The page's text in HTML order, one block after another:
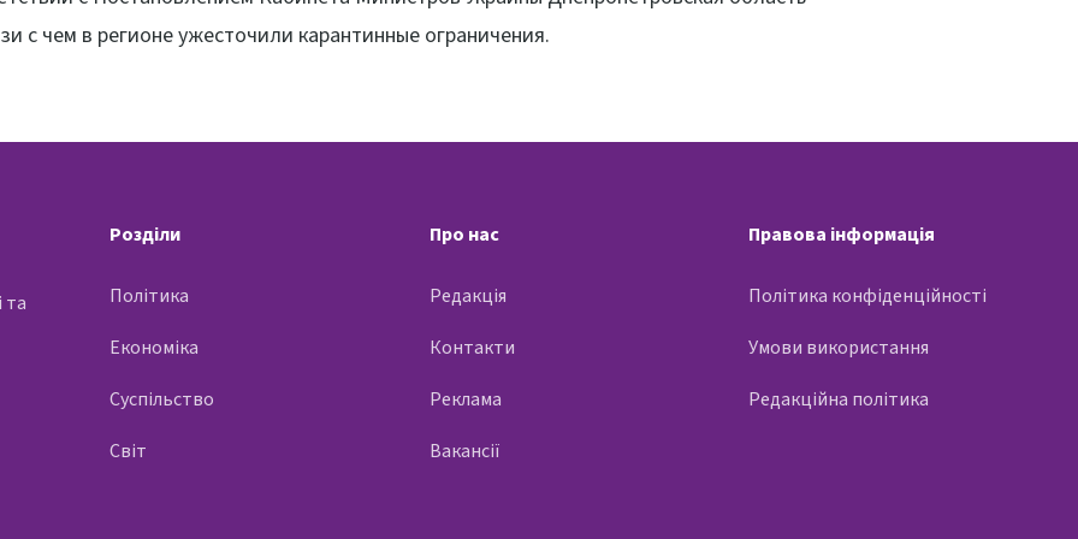
с чем в регионе ужесточили карантинные ограничения.
та
Розділи
Політика
Економіка
Суспільство
Світ
Про нас
Редакція
Контакти
Реклама
Вакансії
Правова інформація
Політика конфіденційності
Умови використання
Редакційна політика